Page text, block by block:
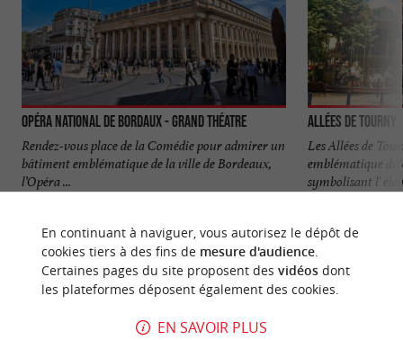
Opéra National de Bordaux - Grand Théatre
Rendez-vous place de la Comédie pour admirer un
bâtiment emblématique de la ville de Bordeaux,
l’Opéra ...
Allées de Tourny
Les Allées de
emblématique
symbolisant l'
En continuant à naviguer, vous autorisez le dépôt de
cookies tiers à des fins de mesure d'audience.
Certaines pages du site proposent des vidéosdont
les plateformes déposent également des cookies.
EN SAVOIR PLUS